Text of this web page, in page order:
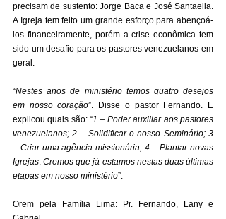
precisam de sustento: Jorge Baca e José Santaella.
A Igreja tem feito um grande esforço para abençoá-
los financeiramente, porém a crise econômica tem
sido um desafio para os pastores venezuelanos em
geral.
“Nestes anos de ministério temos quatro desejos
em nosso coração”. Disse o pastor Fernando. E
explicou quais são: “1 – Poder auxiliar aos pastores
venezuelanos; 2 – Solidificar o nosso Seminário; 3
– Criar uma agência missionária; 4 – Plantar novas
Igrejas . Cremos que já estamos nestas duas últimas
etapas em nosso ministério”.
Orem pela Família Lima: Pr. Fernando, Lany e